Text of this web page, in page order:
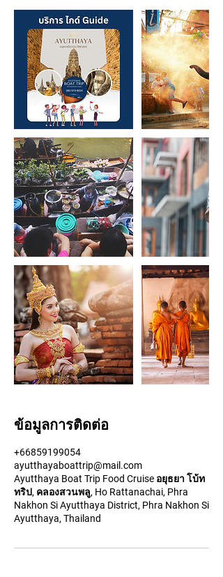
ข้อมูลการติดต่อ
+66859199054
ayutthayaboattrip@mail.com
Ayutthaya Boat Trip Food Cruise อยุธยา โบ้ท
ทริป, คลองสวนพลู, Ho Rattanachai, Phra
Nakhon Si Ayutthaya District, Phra Nakhon Si
Ayutthaya, Thailand